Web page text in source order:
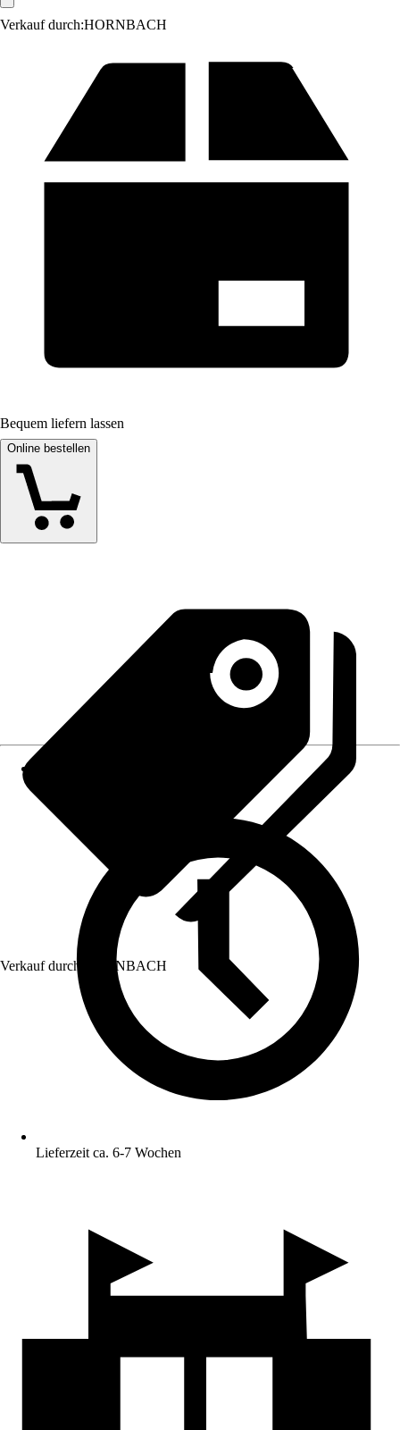
Verkauf durch:HORNBACH
Bequem liefern lassen
Online bestellen
Verkauf durch: HORNBACH
Lieferzeit ca. 6-7 Wochen